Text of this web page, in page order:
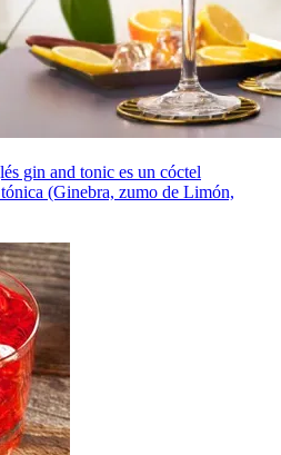
gin and tonic​ es un cóctel
(Ginebra, zumo de Limón,